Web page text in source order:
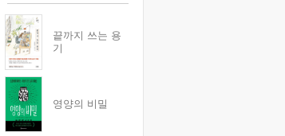
끝까지 쓰는 용
기
영양의 비밀